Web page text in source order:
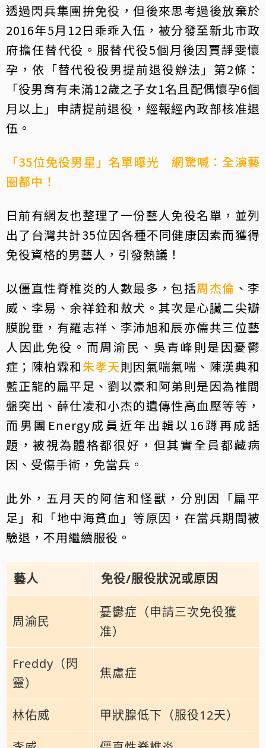
透過閃兵集團拚免役，但後來思考過後放棄於
2016年5月12日乖乖入伍，被分發至新北市政
府擔任替代役。服替代役5個月後因賈靜雯懷
孕，依「替代役役男提前退役辦法」第2條：
「役男育有未滿12歲之子女1名且配偶懷孕6個
月以上」申請提前退役，經報經內政部核准退
伍。
「35位免役男星」名單曝光 網驚喊：全演藝
圈都中！
日前有網友也整理了一份藝人免役名單，並列
出了台灣共計35位因各種不同健康因素而獲得
免役資格的男藝人，引發熱議！
以僵直性脊椎炎的人數最多，包括周杰倫 、李
威、李易、余祥銓和敖犬。其次是心臟二尖瓣
膜脫垂，有羅志祥、李沛旭和辰亦儒共三位藝
人因此免役。而周渝民、吳青峰則是因憂鬱
症；陳柏霖和朱孝天則因氣喘氣喘、陳漢典和
藍正龍的扁平足、劉以豪和阿弟則是因為椎間
盤突出、薛仕凌和小杰的遺傳性高血壓等等，
而男團Energy成員近年出輯以16蹲再成話
題，被視為體格都很好，但其實全員都藏病
因、受傷手術，免當兵。
此外，五月天的阿信和怪獸，分別因「扁平
足」和「地中海貧血」等原因，在當兵期間被
驗退，不用繼續服役。
藝人 免役/服役狀況或原因
周渝民
憂鬱症（申請三次免役獲
准）
Freddy（閃
靈）
焦慮症
林佑威
甲狀腺低下（服役12天）